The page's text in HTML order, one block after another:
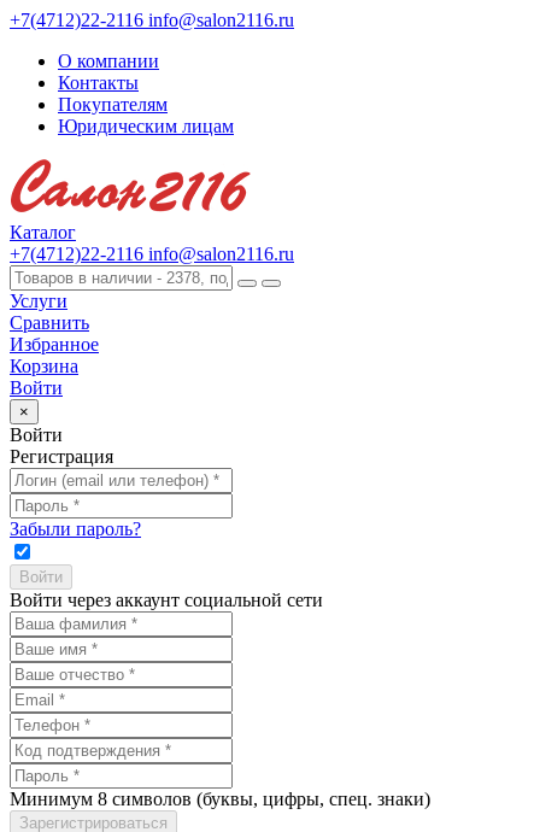
+7(4712)22-2116 info@salon2116.ru
О компании
Контакты
Покупателям
Юридическим лицам
Каталог
+7(4712)22-2116 info@salon2116.ru
Услуги
Сравнить
Избранное
Корзина
Войти
×
Войти
Регистрация
Забыли пароль?
Войти через аккаунт социальной сети
Минимум 8 символов (буквы, цифры, спец. знаки)